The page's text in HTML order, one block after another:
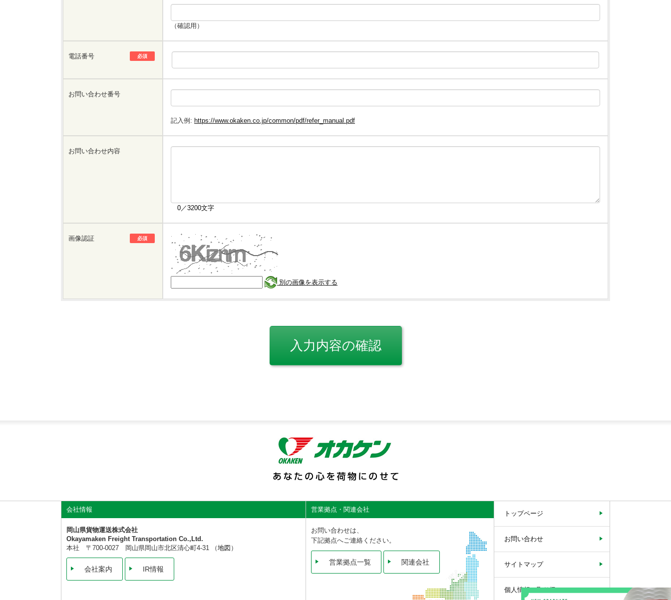
（確認用）
電話番号 必須
お問い合わせ番号
記入例: https://www.okaken.co.jp/common/pdf/refer_manual.pdf
お問い合わせ内容
0／3200文字
画像認証 必須
別の画像を表示する
会社情報
岡山県貨物運送株式会社
Okayamaken Freight Transportation Co.,Ltd.
本社 〒700-0027 岡山県岡山市北区清心町4-31 （地図 ）
会社案内 IR情報
営業拠点・関連会社
お問い合わせは、
下記拠点へご連絡ください。
営業拠点一覧 関連会社
トップページ
お問い合わせ
サイトマップ
個人情報の取り扱い